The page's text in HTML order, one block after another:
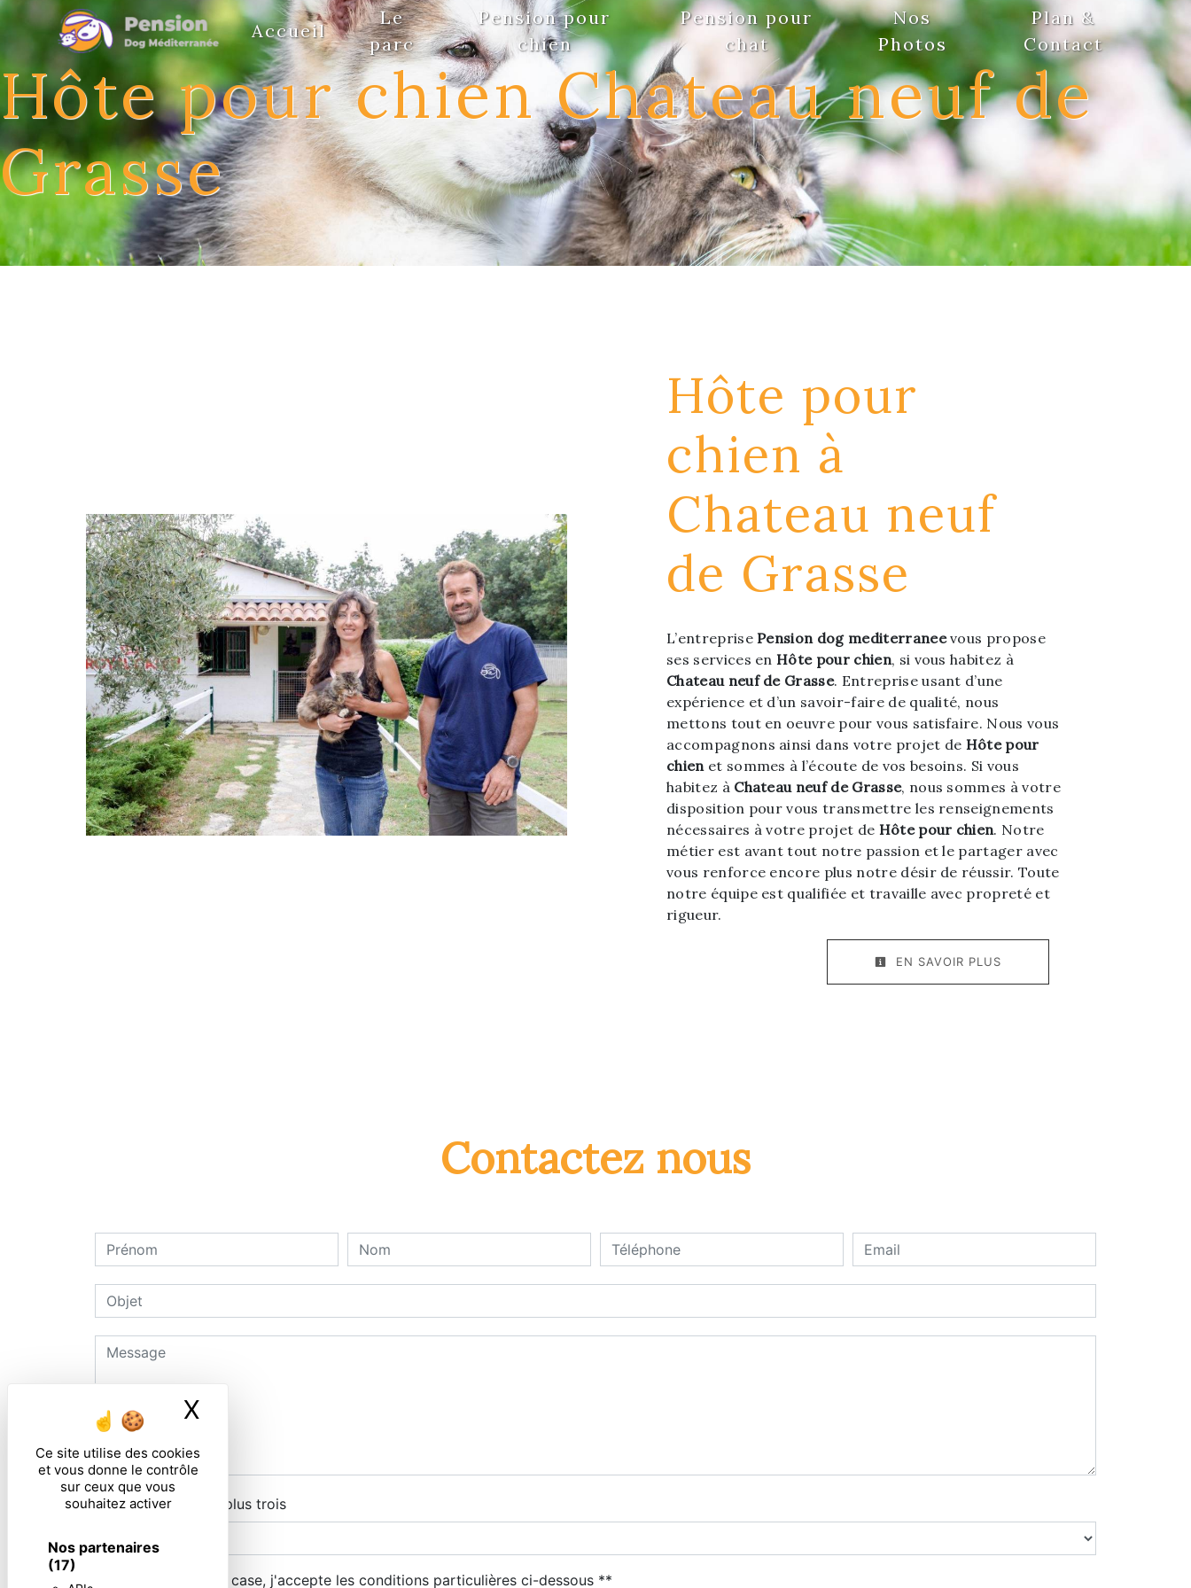
Panneau de gestion des cookies
Ce site utilise des cookies
et vous donne le contrôle
sur ceux que vous
souhaitez activer
Nos partenaires
(17)
X
Accueil
Le
parc
Pension pour
chien
Pension pour
chat
Nos
Photos
Plan &
Contact
Hôte pour chien Chateau neuf de
Grasse
Hôte pour
chien à
Chateau neuf
de Grasse
L’entreprisePension dog mediterraneevous propose
ses services enHôte pour chien, si vous habitez à
Chateau neuf de Grasse. Entreprise usant d’une
expérience et d’un savoir-faire de qualité, nous
mettons tout en oeuvre pour vous satisfaire. Nous vous
accompagnons ainsi dans votre projet de Hôte pour
chienet sommes à l’écoute de vos besoins. Si vous
habitez à Chateau neuf de Grasse, nous sommes à votre
disposition pour vous transmettre les renseignements
nécessaires à votre projet de Hôte pour chien. Notre
métier est avant tout notre passion et le partager avec
vous renforce encore plus notre désir de réussir. Toute
notre équipe est qualifiée et travaille avec propreté et
rigueur.
EN SAVOIR PLUS
Contactez nous
Combien font cinq plus trois
En cochant cette case, j'accepte les conditions particulières ci-dessous **